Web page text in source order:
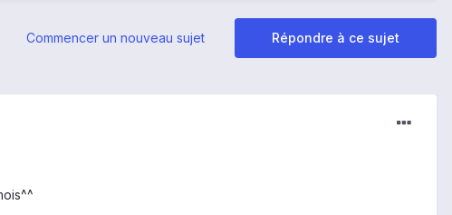
Répondre à ce sujet
Commencer un nouveau sujet